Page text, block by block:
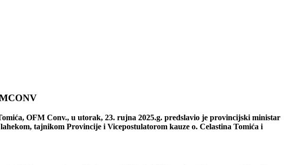
OFM Conv., u utorak, 23. rujna 2025.g. predslavio je provincijski ministar
tajnikom Provincije i Vicepostulatorom kauze o. Celastina Tomića i